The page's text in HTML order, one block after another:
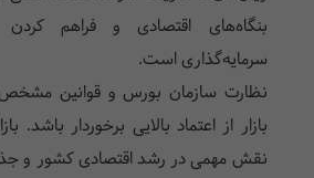
بنگاه‌های اقتصادی و فراهم
سرمایه‌گذاری است.
نظارت سازمان بورس و قوانین
بازار از اعتماد بالایی برخوردار باشد.
نقش مهمی در رشد اقتصادی کشور و